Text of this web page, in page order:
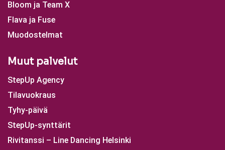
Bloom ja Team X
Flava ja Fuse
Muodostelmat
Muut palvelut
StepUp Agency
Tilavuokraus
Tyhy-päivä
StepUp-synttärit
Rivitanssi – Line Dancing Helsinki